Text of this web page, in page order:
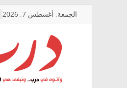
الجمعة, أغسطس 7, 2026
درب